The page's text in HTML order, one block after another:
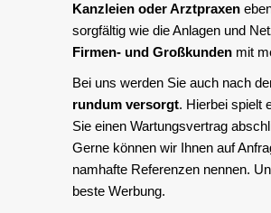
Kanzleien oder Arztpraxen
sorgfältig wie die Anlagen und
Firmen- und Großkunden mit
Bei uns werden Sie auch nach
rundum versorgt. Hierbei spielt
Sie einen Wartungsvertrag
Gerne können wir Ihnen auf
namhafte Referenzen nennen.
beste Werbung.